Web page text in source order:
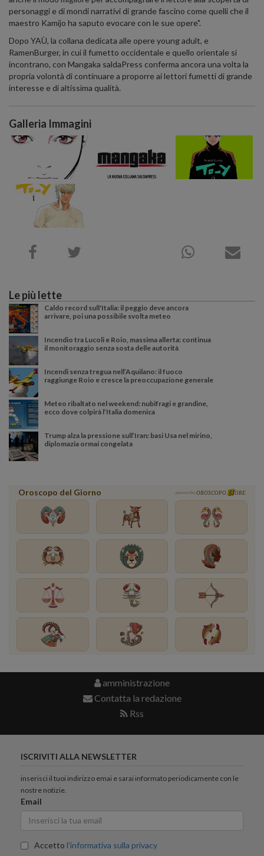
personaggi e di mondi narrativi di grande fascino come quelli che il
maestro Kamijo ha saputo evocare con le sue opere".
Dopo YAÙ, la collana dedicata alle opere young adult, e
RamenBurger, in cui il fumetto occidentale e quello orientale si
incontrano, con Mangaka saldaPress conferma ancora una volta la
propria volontà di continuare a proporre ai lettori fumetti di grande
interesse e di altissima qualità.
Galleria Immagini
Le più lette
Caldo record sull'Italia: il peggio deve ancora
arrivare, poi una possibile svolta meteo
Incendio tra Lucoli e Roio, massima allerta: continua
il monitoraggio senza sosta delle autorità
Incendi senza tregua nell’Aquilano: il fuoco
raggiunge Roio e cresce la preoccupazione generale
Meteo ribaltato nel weekend: nubifragi e grandine,
ecco dove colpirà l’Italia domenica
Trump alza la pressione sull’Iran: basi Usa nel mirino,
diplomazia ormai congelata
Oroscopo del Giorno powered by OROSCOPO ORE
amministrazione
Contatta la redazione
Rss
ISCRIVITI ALLA NEWSLETTER
inserisci il tuoi indirizzo emai e sarai informato periodicamente con le
nostre notizie.
Email
Accetto l'informativa sulla privacy